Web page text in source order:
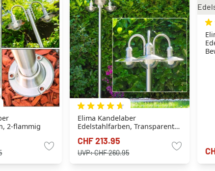
2-flammig
Elima Kandelaber
Edelstahlfarben, Transparent,
CHF 213.95
UVP:CHF 260.95